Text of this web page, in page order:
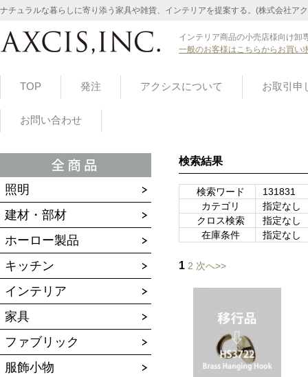
ナチュラルな暮らしに寄り添う家具や雑貨、インテリアを提案する。(株式会社ア
インテリア商品の小売店様向け卸
一般のお客様はこちらからお買い
TOP 発注 アクシスについて お取引申
お問い合わせ
照明
建材・部材
ホーロー製品
キッチン
インテリア
家具
ファブリック
服飾小物
検索結果
検索ワード
131831
カテゴリ
指定なし
クロス検索
指定なし
在庫条件
指定なし
1 2 次へ>>